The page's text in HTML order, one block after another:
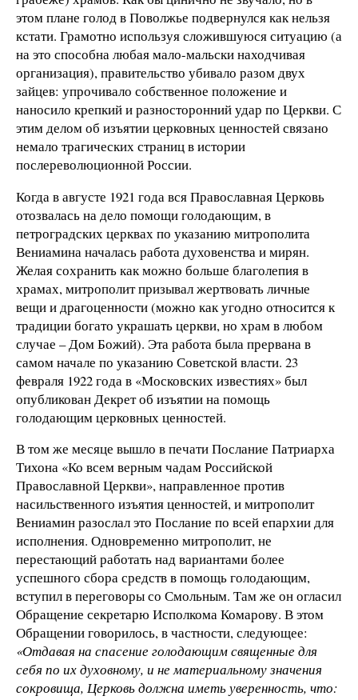
этом плане голод в Поволжье подвернулся как нельзя
кстати. Грамотно используя сложившуюся ситуацию (а
на это способна любая мало-мальски находчивая
организация), правительство убивало разом двух
зайцев: упрочивало собственное положение и
наносило крепкий и разносторонний удар по Церкви. С
этим делом об изъятии церковных ценностей связано
немало трагических страниц в истории
послереволюционной России.
Когда в августе 1921 года вся Православная Церковь
отозвалась на дело помощи голодающим, в
петроградских церквах по указанию митрополита
Вениамина началась работа духовенства и мирян.
Желая сохранить как можно больше благолепия в
храмах, митрополит призывал жертвовать личные
вещи и драгоценности (можно как угодно относится к
традиции богато украшать церкви, но храм в любом
случае – Дом Божий). Эта работа была прервана в
самом начале по указанию Советской власти. 23
февраля 1922 года в «Московских известиях» был
опубликован Декрет об изъятии на помощь
голодающим церковных ценностей.
В том же месяце вышло в печати Послание Патриарха
Тихона «Ко всем верным чадам Российской
Православной Церкви», направленное против
насильственного изъятия ценностей, и митрополит
Вениамин разослал это Послание по всей епархии для
исполнения. Одновременно митрополит, не
перестающий работать над вариантами более
успешного сбора средств в помощь голодающим,
вступил в переговоры со Смольным. Там же он огласил
Обращение секретарю Исполкома Комарову. В этом
Обращении говорилось, в частности, следующее:
«Отдавая на спасение голодающим священные для
себя по их духовному, и не материальному значения
сокровища, Церковь должна иметь уверенность, что: